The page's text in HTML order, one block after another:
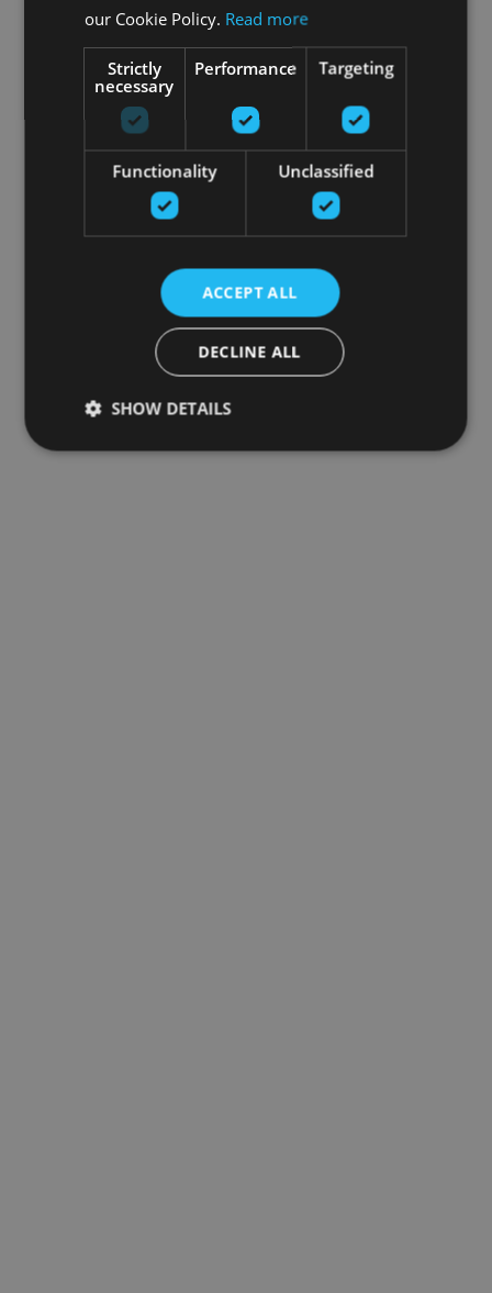
our Cookie Policy. Read more
Strictly
necessary
Performance Targeting
Functionality Unclassified
ACCEPT ALL
DECLINE ALL
SHOW DETAILS